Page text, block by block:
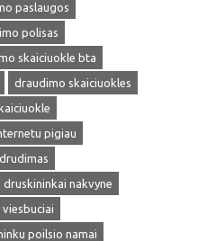
paslaugos
polisas
skaiciuokle bta
draudimo skaiciuokles
pigiau
drudimas
druskininkai nakvyne
poilsio namai